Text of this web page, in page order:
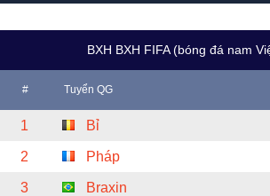
BXH BXH FIFA (bóng đá nam
# Tuyển QG
1 Bỉ
2 Pháp
3 Braxin